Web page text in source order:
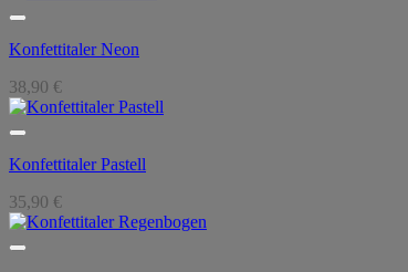
Konfettitaler Neon
38,90 €
Konfettitaler Pastell
35,90 €